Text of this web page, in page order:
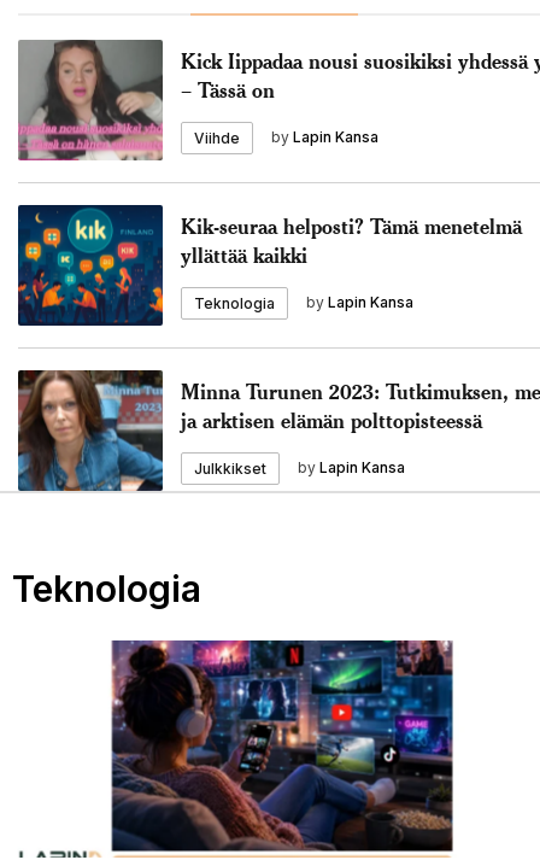
Kick Iippadaa nousi suosikiksi yhdessä
– Tässä on
Viihde by Lapin Kansa
Kik-seuraa helposti? Tämä menetelmä
yllättää kaikki
Teknologia by Lapin Kansa
Minna Turunen 2023: Tutkimuksen,
ja arktisen elämän polttopisteessä
Julkkikset by Lapin Kansa
Teknologia